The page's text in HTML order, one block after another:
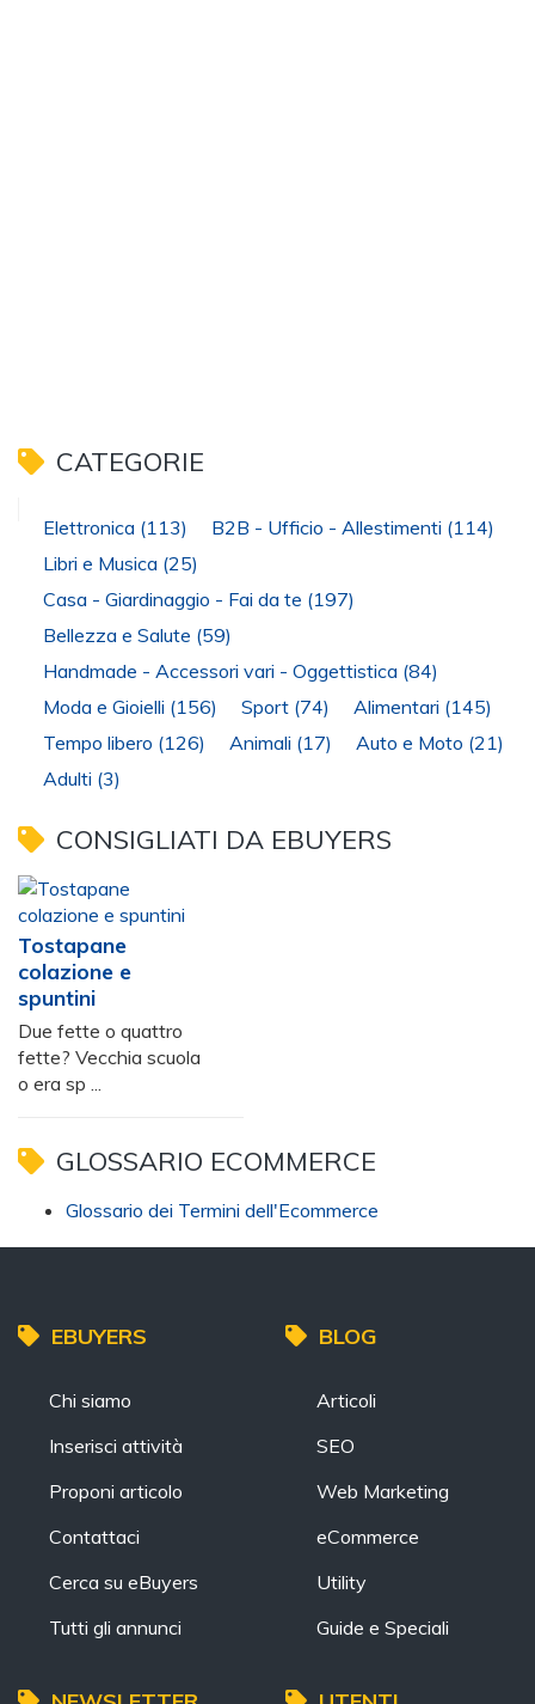
CATEGORIE
Elettronica (113) B2B - Ufficio - Allestimenti (114)
Libri e Musica (25)
Casa - Giardinaggio - Fai da te (197)
Bellezza e Salute (59)
Handmade - Accessori vari - Oggettistica (84)
Moda e Gioielli (156) Sport (74) Alimentari (145)
Tempo libero (126) Animali (17) Auto e Moto (21)
Adulti (3)
CONSIGLIATI DA EBUYERS
Tostapane
colazione e
spuntini
Due fette o quattro
fette? Vecchia scuola
o era sp ...
GLOSSARIO ECOMMERCE
Glossario dei Termini dell'Ecommerce
EBUYERS
Chi siamo
Inserisci attività
Proponi articolo
Contattaci
Cerca su eBuyers
Tutti gli annunci
BLOG
Articoli
SEO
Web Marketing
eCommerce
Utility
Guide e Speciali